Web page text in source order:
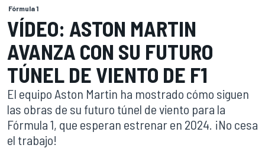
Fórmula 1
VÍDEO: ASTON MARTIN
AVANZA CON SU FUTURO
TÚNEL DE VIENTO DE F1
El equipo Aston Martin ha mostrado cómo siguen
las obras de su futuro túnel de viento para la
Fórmula 1, que esperan estrenar en 2024. ¡No cesa
el trabajo!